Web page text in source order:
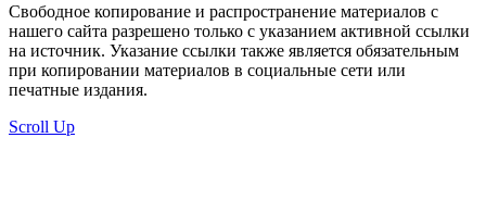
Свободное копирование и распространение материалов с
нашего сайта разрешено только с указанием активной ссылки
на источник. Указание ссылки также является обязательным
при копировании материалов в социальные сети или
печатные издания.
Scroll Up